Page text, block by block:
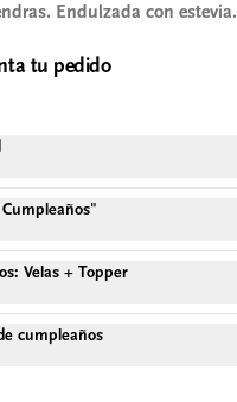
Endulzada con estevia.
tu pedido
Velas + Topper
cumpleaños